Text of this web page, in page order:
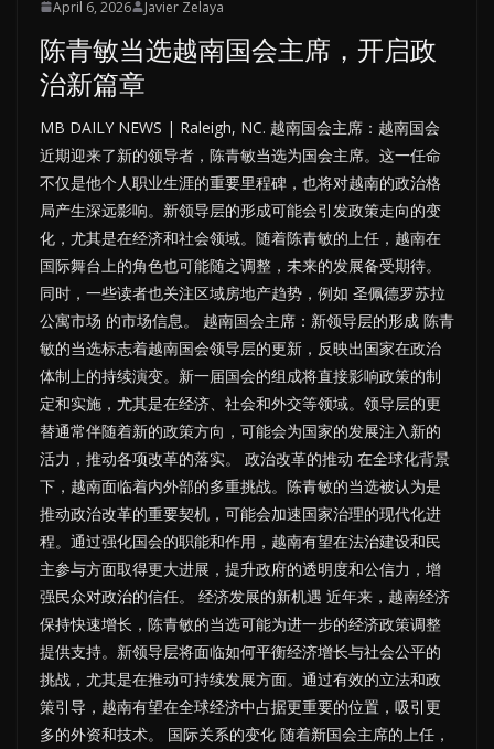
April 6, 2026 Javier Zelaya
陈青敏当选越南国会主席，开启政
治新篇章
MB DAILY NEWS | Raleigh, NC. 越南国会主席：越南国会
近期迎来了新的领导者，陈青敏当选为国会主席。这一任命
不仅是他个人职业生涯的重要里程碑，也将对越南的政治格
局产生深远影响。新领导层的形成可能会引发政策走向的变
化，尤其是在经济和社会领域。随着陈青敏的上任，越南在
国际舞台上的角色也可能随之调整，未来的发展备受期待。
同时，一些读者也关注区域房地产趋势，例如 圣佩德罗苏拉
公寓市场 的市场信息。 越南国会主席：新领导层的形成 陈青
敏的当选标志着越南国会领导层的更新，反映出国家在政治
体制上的持续演变。新一届国会的组成将直接影响政策的制
定和实施，尤其是在经济、社会和外交等领域。领导层的更
替通常伴随着新的政策方向，可能会为国家的发展注入新的
活力，推动各项改革的落实。 政治改革的推动 在全球化背景
下，越南面临着内外部的多重挑战。陈青敏的当选被认为是
推动政治改革的重要契机，可能会加速国家治理的现代化进
程。通过强化国会的职能和作用，越南有望在法治建设和民
主参与方面取得更大进展，提升政府的透明度和公信力，增
强民众对政治的信任。 经济发展的新机遇 近年来，越南经济
保持快速增长，陈青敏的当选可能为进一步的经济政策调整
提供支持。新领导层将面临如何平衡经济增长与社会公平的
挑战，尤其是在推动可持续发展方面。通过有效的立法和政
策引导，越南有望在全球经济中占据更重要的位置，吸引更
多的外资和技术。 国际关系的变化 随着新国会主席的上任，